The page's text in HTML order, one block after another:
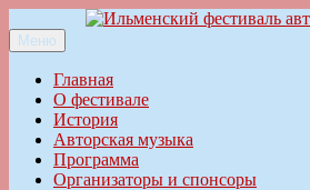
к
содержимому
Ильменский фестиваль авторской песни
Меню
Главная
О фестивале
История
Авторская музыка
Программа
Организаторы и спонсоры